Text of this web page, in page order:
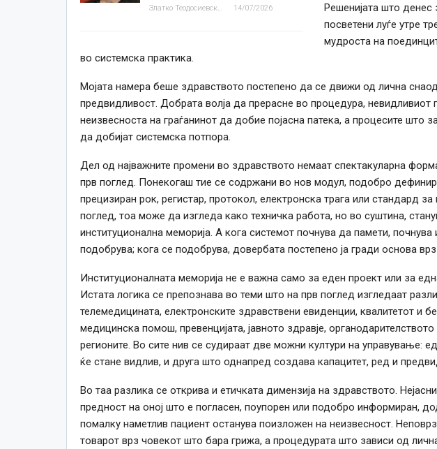
Златко Теодосиевски 14/07/2026
Решенијата што денес
посветени луѓе утре
мудроста на
во системска практика.
Мојата намера беше здравството постепено да се движи од лична
предвидливост. Добрата волја да прерасне во процедура, невидливиот
неизвесноста на граѓанинот да добие појасна патека, а процесите што
да добијат системска потпора.
Дел од најважните промени во здравството немаат спектакуларна
прв поглед. Понекогаш тие се содржани во нов модул, подобро
прецизиран рок, регистар, протокол, електронска трага или стандард
поглед, тоа може да изгледа како техничка работа, но во суштина,
институционална меморија. А кога системот почнува да памети,
подобрува; кога се подобрува, довербата постепено ја гради основа
Институционалната меморија не е важна само за еден проект или за
Истата логика се препознава во теми што на прв поглед изгледаат
телемедицината, електронските здравствени евиденции, квалитетот и
медицинска помош, превенцијата, јавното здравје,
регионите. Во сите нив се судираат две можни култури на управување:
ќе стане видлив, и друга што однапред создава капацитет, ред и
Во таа разлика се открива и етичката димензија на здравството.
предност на оној што е погласен, поупорен или подобро информиран,
помалку наметлив пациент останува поизложен на неизвесност.
товарот врз човекот што бара грижа, а процедурата што зависи од